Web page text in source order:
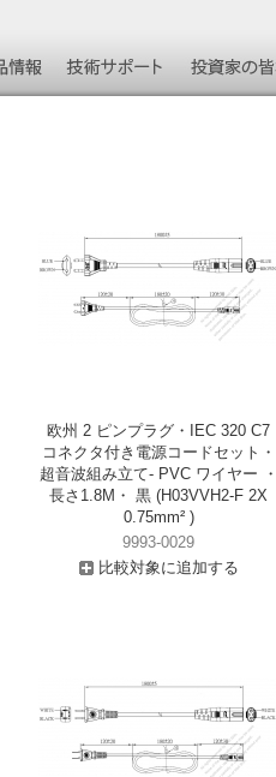
欧州 2 ピンプラグ・IEC 320 C7
コネクタ付き電源コードセット・
超音波組み立て- PVC ワイヤー
長さ1.8M・ 黒 (H03VVH2-F 2X
0.75mm² )
9993-0029
比較対象に追加する